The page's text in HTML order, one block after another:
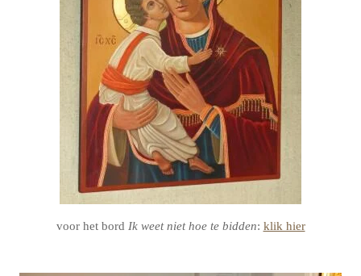
voor het bord Ik weet niet hoe te bidden: klik hier